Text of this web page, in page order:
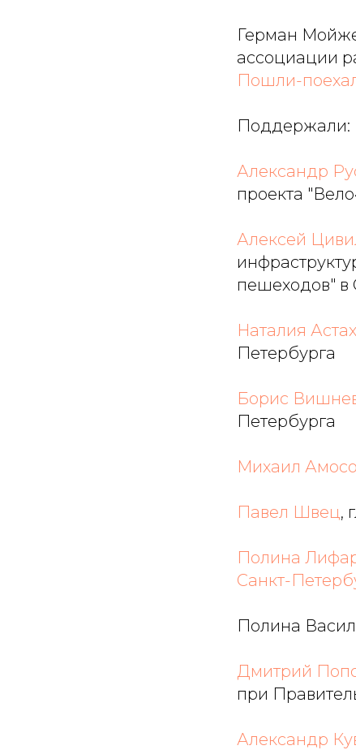
Герман
ассоциации
Пошли-
Поддержали:
Александр
проекта
Алексей
пешеходов"
Наталия
Петербурга
Борис
Петербурга
Михаил
Павел Швец,
Полина
Санкт-
Полина
Дмитрий
при
Александр